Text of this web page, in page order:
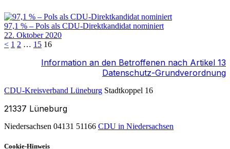
97,1 % – Pols als CDU-Direktkandidat nominiert
22. Oktober 2020
< 1 2 … 15 16
Information an den Betroffenen nach Artikel 13
Datenschutz-Grundverordnung
CDU-Kreisverband Lüneburg Stadtkoppel 16
21337 Lüneburg
Niedersachsen 04131 51166 CDU in Niedersachsen
Cookie-Hinweis